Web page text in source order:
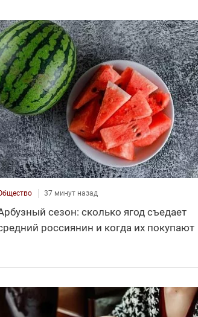
37 минут назад
сезон: сколько ягод съедает
россиянин и когда их покупают